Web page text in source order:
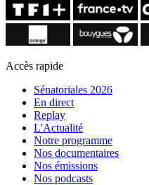
Accès rapide
Sénatoriales 2026
En direct
Replay
L'Actualité
Notre programme
Nos documentaires
Nos émissions
Nos podcasts